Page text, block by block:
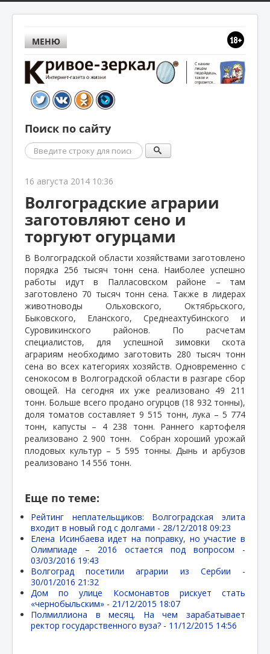
МЕНЮ
Поиск по сайту
Поиск
16 августа 2014 10:36
Волгоградские аграрии
заготовляют сено и
торгуют огурцами
В Волгоградской области хозяйствами заготовлено
порядка 256 тысяч тонн сена. Наиболее успешно
работы идут в Палласовском районе – там
заготовлено 70 тысяч тонн сена. Также в лидерах
животноводы Ольховского, Октябрьского,
Быковского, Еланского, Среднеахтубинского и
Суровикинского районов. По расчетам
специалистов, для успешной зимовки скота
аграриям необходимо заготовить 280 тысяч тонн
сена во всех категориях хозяйств. Одновременно с
сенокосом в Волгоградской области в разгаре сбор
овощей. На сегодня их уже реализовано 49 211
тонн. Больше всего продано огурцов (18 932 тонны),
доля томатов составляет 9 515 тонн, лука – 5 774
тонн, капусты – 4 238 тонн. Раннего картофеля
реализовано 2 900 тонн.
Собран хороший урожай
плодовых культур – 5 595 тонны. Дынь и арбузов
реализовано 14 556 тонн.
Еще по теме:
Рейтинг неплательщиков: Волгоградская элита
входит в новый год с долгами - 28/12/2018 09:23
Елена Исинбаева идет на поправку, но участие в
Олимпиаде – 2016 остается под вопросом -
03/03/2016 19:43
Волгоград посетили аграрии из Сербии -
30/01/2016 21:32
Дом по улице Космонавтов рискует стать
«чернобыльским» - 21/12/2015 18:07
Полмиллиона в месяц. На чем зарабатывает
ректор государственного вуза? - 11/12/2015 14:56